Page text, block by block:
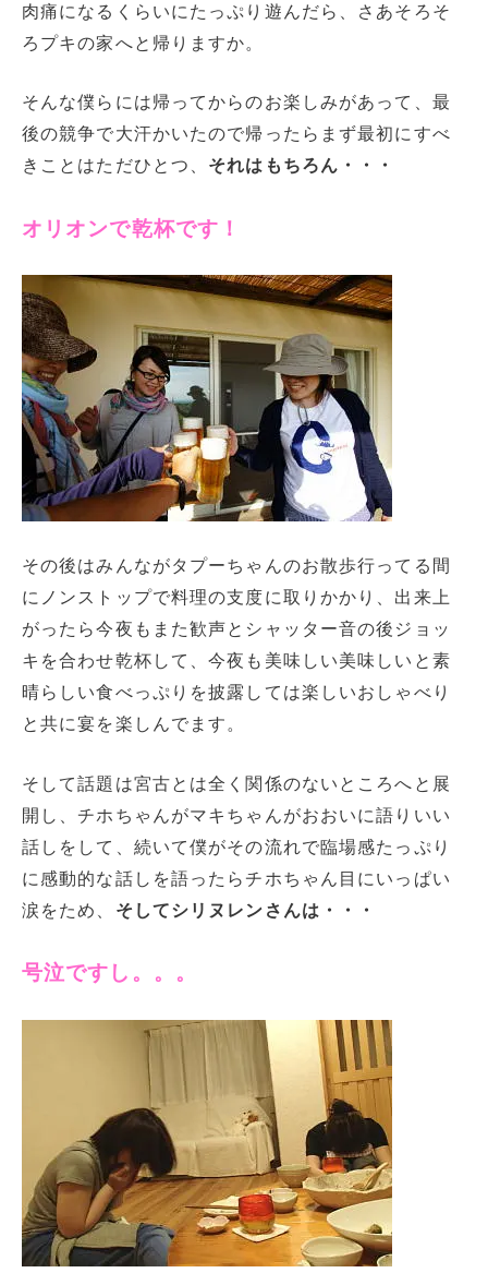
肉痛になるくらいにたっぷり遊んだら、さあそろそ
ろプキの家へと帰りますか。
そんな僕らには帰ってからのお楽しみがあって、最
後の競争で大汗かいたので帰ったらまず最初にすべ
きことはただひとつ、 それはもちろん・・・
オリオンで乾杯です！
その後はみんながタプーちゃんのお散歩行ってる間
にノンストップで料理の支度に取りかかり、出来上
がったら今夜もまた歓声とシャッター音の後ジョッ
キを合わせ乾杯して、今夜も美味しい美味しいと素
晴らしい食べっぷりを披露しては楽しいおしゃべり
と共に宴を楽しんでます。
そして話題は宮古とは全く関係のないところへと展
開し、チホちゃんがマキちゃんがおおいに語りいい
話しをして、続いて僕がその流れで臨場感たっぷり
に感動的な話しを語ったらチホちゃん目にいっぱい
涙をため、 そしてシリヌレンさんは・・・
号泣ですし。。。